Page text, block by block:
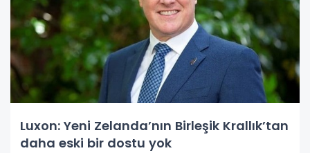
Luxon: Yeni Zelanda’nın Birleşik Krallık’tan
daha eski bir dostu yok